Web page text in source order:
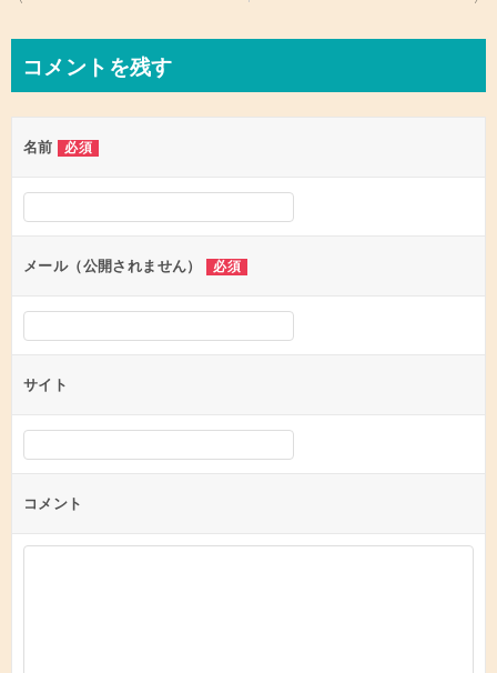
ビ
ゲ
ー
シ
ョ
ン
コメントを残す
名前 必須
メール（公開されません） 必須
サイト
コメント